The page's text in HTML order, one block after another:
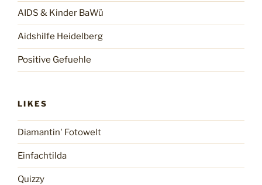
AIDS & Kinder BaWü
Aidshilfe Heidelberg
Positive Gefuehle
LIKES
Diamantin' Fotowelt
Einfachtilda
Quizzy